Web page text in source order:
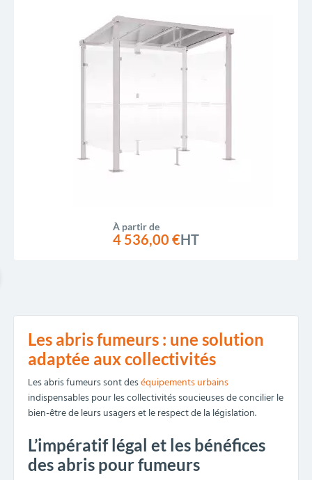
À partir de
4 536,00 €HT
Les abris fumeurs : une solution
adaptée aux collectivités
Les abris fumeurs sont deséquipements urbains
indispensables pour les collectivités soucieuses de concilier le
bien-être de leurs usagers et le respect de la législation.
L’impératif légal et les bénéfices
des abris pour fumeurs